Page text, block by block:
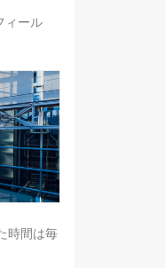
ィール
時間は毎